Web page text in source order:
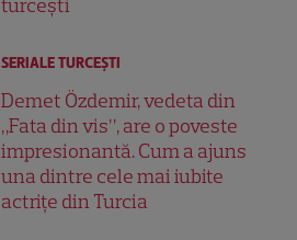
turcești
SERIALE TURCEŞTI
Demet Özdemir, vedeta din
„Fata din vis”, are o poveste
impresionantă. Cum a ajuns
una dintre cele mai iubite
actrițe din Turcia